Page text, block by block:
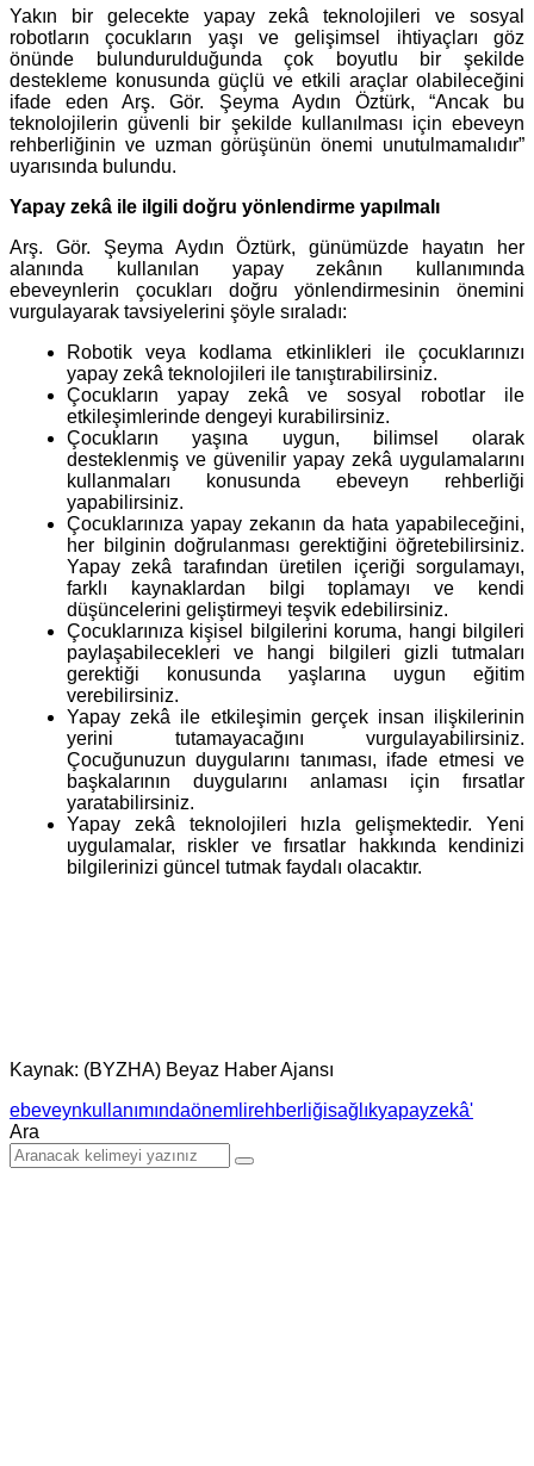
Yakın bir gelecekte yapay zekâ teknolojileri ve sosyal
robotların çocukların yaşı ve gelişimsel ihtiyaçları göz
önünde bulundurulduğunda çok boyutlu bir şekilde
destekleme konusunda güçlü ve etkili araçlar olabileceğini
ifade eden Arş. Gör. Şeyma Aydın Öztürk, “Ancak bu
teknolojilerin güvenli bir şekilde kullanılması için ebeveyn
rehberliğinin ve uzman görüşünün önemi unutulmamalıdır”
uyarısında bulundu.
Yapay zekâ ile ilgili doğru yönlendirme yapılmalı
Arş. Gör. Şeyma Aydın Öztürk, günümüzde hayatın her
alanında kullanılan yapay zekânın kullanımında
ebeveynlerin çocukları doğru yönlendirmesinin önemini
vurgulayarak tavsiyelerini şöyle sıraladı:
Robotik veya kodlama etkinlikleri ile çocuklarınızı
yapay zekâ teknolojileri ile tanıştırabilirsiniz.
Çocukların yapay zekâ ve sosyal robotlar ile
etkileşimlerinde dengeyi kurabilirsiniz.
Çocukların yaşına uygun, bilimsel olarak
desteklenmiş ve güvenilir yapay zekâ uygulamalarını
kullanmaları konusunda ebeveyn rehberliği
yapabilirsiniz.
Çocuklarınıza yapay zekanın da hata yapabileceğini,
her bilginin doğrulanması gerektiğini öğretebilirsiniz.
Yapay zekâ tarafından üretilen içeriği sorgulamayı,
farklı kaynaklardan bilgi toplamayı ve kendi
düşüncelerini geliştirmeyi teşvik edebilirsiniz.
Çocuklarınıza kişisel bilgilerini koruma, hangi bilgileri
paylaşabilecekleri ve hangi bilgileri gizli tutmaları
gerektiği konusunda yaşlarına uygun eğitim
verebilirsiniz.
Yapay zekâ ile etkileşimin gerçek insan ilişkilerinin
yerini tutamayacağını vurgulayabilirsiniz.
Çocuğunuzun duygularını tanıması, ifade etmesi ve
başkalarının duygularını anlaması için fırsatlar
yaratabilirsiniz.
Yapay zekâ teknolojileri hızla gelişmektedir. Yeni
uygulamalar, riskler ve fırsatlar hakkında kendinizi
bilgilerinizi güncel tutmak faydalı olacaktır.
Kaynak: (BYZHA) Beyaz Haber Ajansı
ebeveynkullanımındaönemlirehberliğisağlıkyapayzekâ'
Ara